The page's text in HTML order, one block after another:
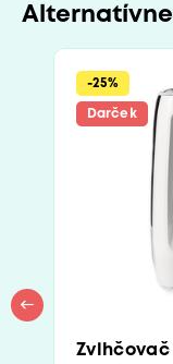
Darček
-25%
Zvlhčovač